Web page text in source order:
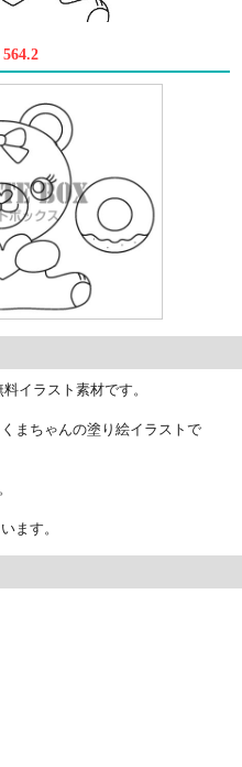
564.2
イラスト素材です。
まちゃんの塗り絵イラストで
ます。